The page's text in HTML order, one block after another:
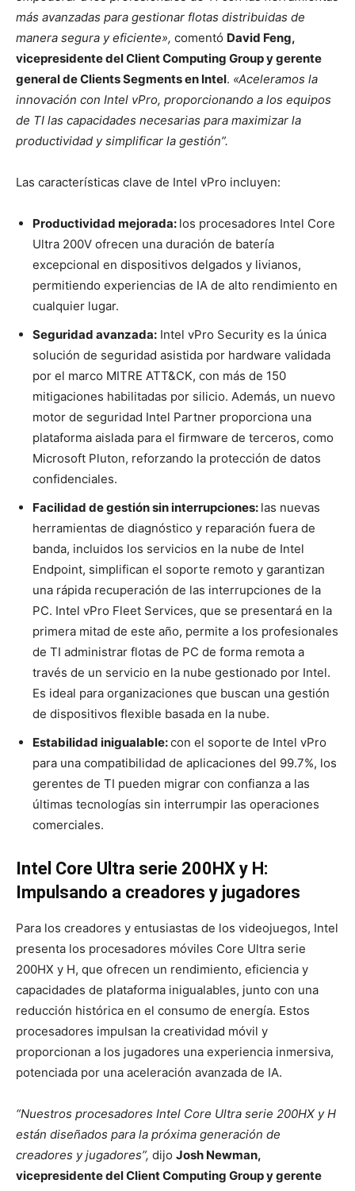
más avanzadas para gestionar flotas distribuidas de
manera segura y eficiente», comentó David Feng,
vicepresidente del Client Computing Group y gerente
general de Clients Segments en Intel. «Aceleramos la
innovación con Intel vPro, proporcionando a los equipos
de TI las capacidades necesarias para maximizar la
productividad y simplificar la gestión”.
Las características clave de Intel vPro incluyen:
Productividad mejorada: los procesadores Intel Core
Ultra 200V ofrecen una duración de batería
excepcional en dispositivos delgados y livianos,
permitiendo experiencias de IA de alto rendimiento en
cualquier lugar.
Seguridad avanzada: Intel vPro Security es la única
solución de seguridad asistida por hardware validada
por el marco MITRE ATT&CK, con más de 150
mitigaciones habilitadas por silicio. Además, un nuevo
motor de seguridad Intel Partner proporciona una
plataforma aislada para el firmware de terceros, como
Microsoft Pluton, reforzando la protección de datos
confidenciales.
Facilidad de gestión sin interrupciones: las nuevas
herramientas de diagnóstico y reparación fuera de
banda, incluidos los servicios en la nube de Intel
Endpoint, simplifican el soporte remoto y garantizan
una rápida recuperación de las interrupciones de la
PC. Intel vPro Fleet Services, que se presentará en la
primera mitad de este año, permite a los profesionales
de TI administrar flotas de PC de forma remota a
través de un servicio en la nube gestionado por Intel.
Es ideal para organizaciones que buscan una gestión
de dispositivos flexible basada en la nube.
Estabilidad inigualable:con el soporte de Intel vPro
para una compatibilidad de aplicaciones del 99.7%, los
gerentes de TI pueden migrar con confianza a las
últimas tecnologías sin interrumpir las operaciones
comerciales.
Intel Core Ultra serie 200HX y H:
Impulsando a creadores y jugadores
Para los creadores y entusiastas de los videojuegos, Intel
presenta los procesadores móviles Core Ultra serie
200HX y H, que ofrecen un rendimiento, eficiencia y
capacidades de plataforma inigualables, junto con una
reducción histórica en el consumo de energía. Estos
procesadores impulsan la creatividad móvil y
proporcionan a los jugadores una experiencia inmersiva,
potenciada por una aceleración avanzada de IA.
“Nuestros procesadores Intel Core Ultra serie 200HX y H
están diseñados para la próxima generación de
creadores y jugadores”, dijo Josh Newman,
vicepresidente del Client Computing Group y gerente